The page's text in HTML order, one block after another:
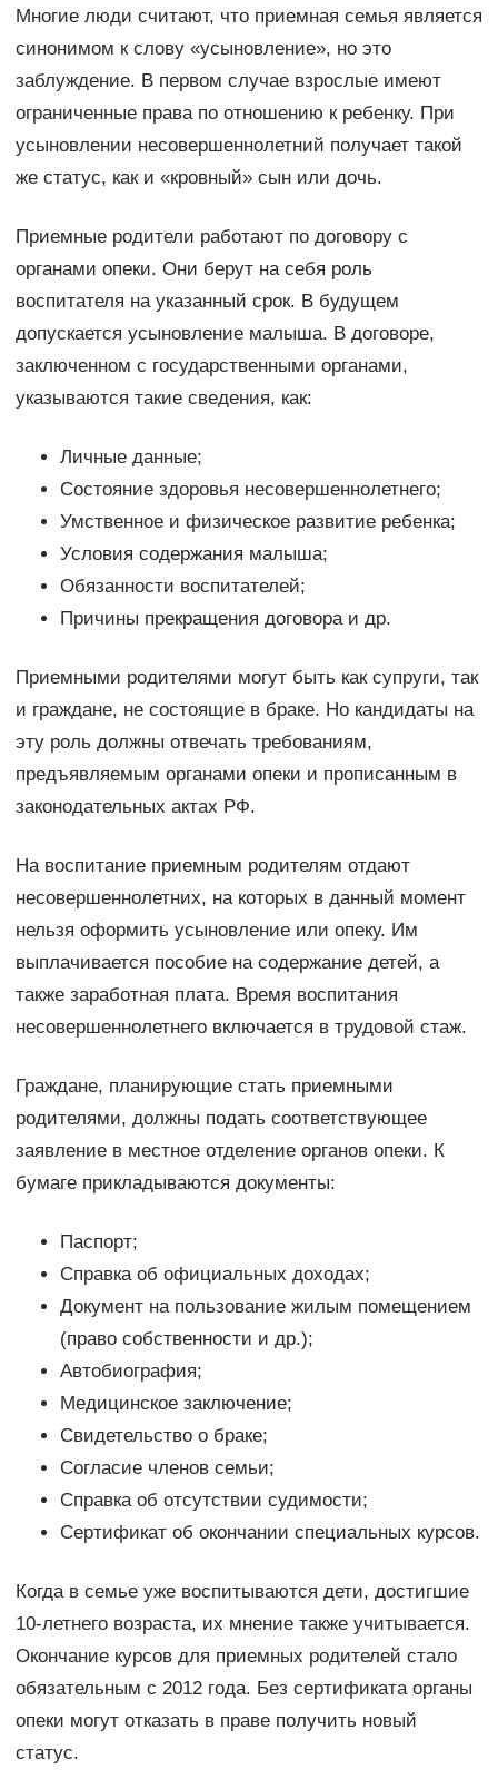
Многие люди считают, что приемная семья является
синонимом к слову «усыновление», но это
заблуждение. В первом случае взрослые имеют
ограниченные права по отношению к ребенку. При
усыновлении несовершеннолетний получает такой
же статус, как и «кровный» сын или дочь.
Приемные родители работают по договору с
органами опеки. Они берут на себя роль
воспитателя на указанный срок. В будущем
допускается усыновление малыша. В договоре,
заключенном с государственными органами,
указываются такие сведения, как:
Личные данные;
Состояние здоровья несовершеннолетнего;
Умственное и физическое развитие ребенка;
Условия содержания малыша;
Обязанности воспитателей;
Причины прекращения договора и др.
Приемными родителями могут быть как супруги, так
и граждане, не состоящие в браке. Но кандидаты на
эту роль должны отвечать требованиям,
предъявляемым органами опеки и прописанным в
законодательных актах РФ.
На воспитание приемным родителям отдают
несовершеннолетних, на которых в данный момент
нельзя оформить усыновление или опеку. Им
выплачивается пособие на содержание детей, а
также заработная плата. Время воспитания
несовершеннолетнего включается в трудовой стаж.
Граждане, планирующие стать приемными
родителями, должны подать соответствующее
заявление в местное отделение органов опеки. К
бумаге прикладываются документы:
Паспорт;
Справка об официальных доходах;
Документ на пользование жилым помещением
(право собственности и др.);
Автобиография;
Медицинское заключение;
Свидетельство о браке;
Согласие членов семьи;
Справка об отсутствии судимости;
Сертификат об окончании специальных курсов.
Когда в семье уже воспитываются дети, достигшие
10-летнего возраста, их мнение также учитывается.
Окончание курсов для приемных родителей стало
обязательным с 2012 года. Без сертификата органы
опеки могут отказать в праве получить новый
статус.